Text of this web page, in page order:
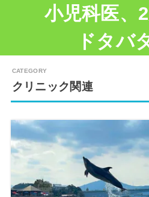
小児科医、
ドタバ
クリニック関連